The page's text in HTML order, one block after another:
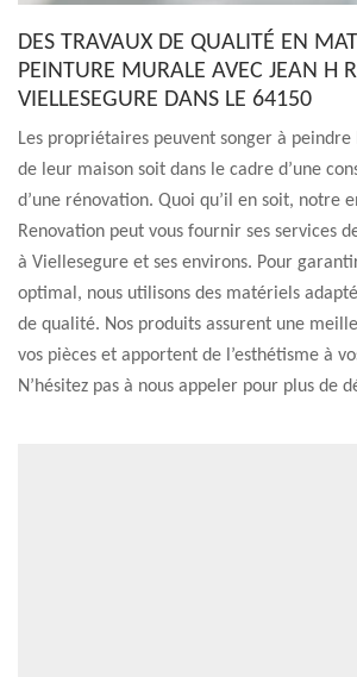
DES TRAVAUX DE QUALITÉ EN
PEINTURE MURALE AVEC JEAN H
VIELLESEGURE DANS LE 64150
Les propriétaires peuvent songer à
de leur maison soit dans le cadre d’une
d’une rénovation. Quoi qu’il en soit, notre
Renovation peut vous fournir ses services
à Viellesegure et ses environs. Pour
optimal, nous utilisons des matériels
de qualité. Nos produits assurent une
vos pièces et apportent de l’esthétisme à
N’hésitez pas à nous appeler pour plus de